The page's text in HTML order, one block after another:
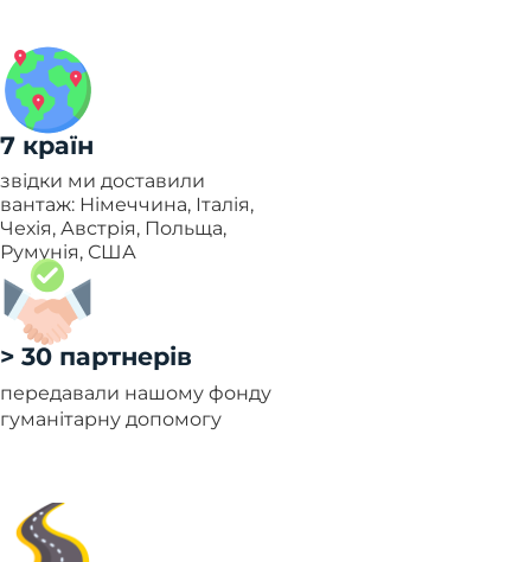
7 країн
звідки ми доставили
вантаж: Німеччина, Італія,
Чехія, Австрія, Польща,
Румунія, США
> 30 партнерів
передавали нашому фонду
гуманітарну допомогу